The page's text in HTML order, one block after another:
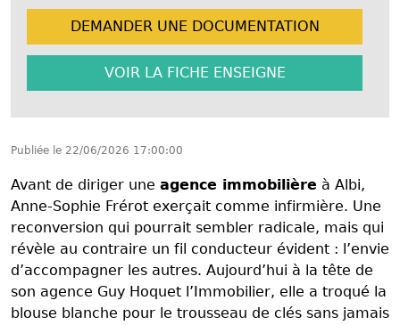
DEMANDER UNE DOCUMENTATION
VOIR LA FICHE ENSEIGNE
Publiée le 22/06/2026 17:00:00
Avant de diriger une agence immobilière à Albi,
Anne-Sophie Frérot exerçait comme infirmière. Une
reconversion qui pourrait sembler radicale, mais qui
révèle au contraire un fil conducteur évident : l’envie
d’accompagner les autres. Aujourd’hui à la tête de
son agence Guy Hoquet l’Immobilier, elle a troqué la
blouse blanche pour le trousseau de clés sans jamais